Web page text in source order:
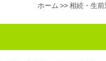
ホーム 相続・生